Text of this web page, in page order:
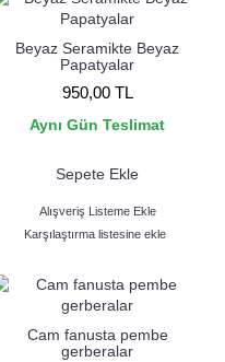
Beyaz Seramikte Beyaz
Papatyalar
950,00 TL
Aynı Gün Teslimat
Sepete Ekle
Alışveriş Listeme Ekle
Karşılaştırma listesine ekle
Cam fanusta pembe
gerberalar